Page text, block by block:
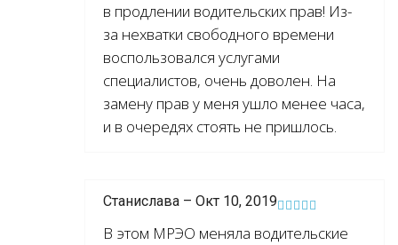
в продлении водительских прав! Из-
за нехватки свободного времени
воспользовался услугами
специалистов, очень доволен. На
замену прав у меня ушло менее часа,
и в очередях стоять не пришлось.
Станислава – Окт 10, 2019
В этом МРЭО меняла водительские